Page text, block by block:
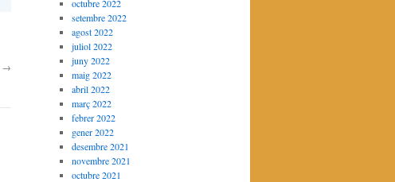
→
octubre 2022
setembre 2022
agost 2022
juliol 2022
juny 2022
maig 2022
abril 2022
març 2022
febrer 2022
gener 2022
desembre 2021
novembre 2021
octubre 2021